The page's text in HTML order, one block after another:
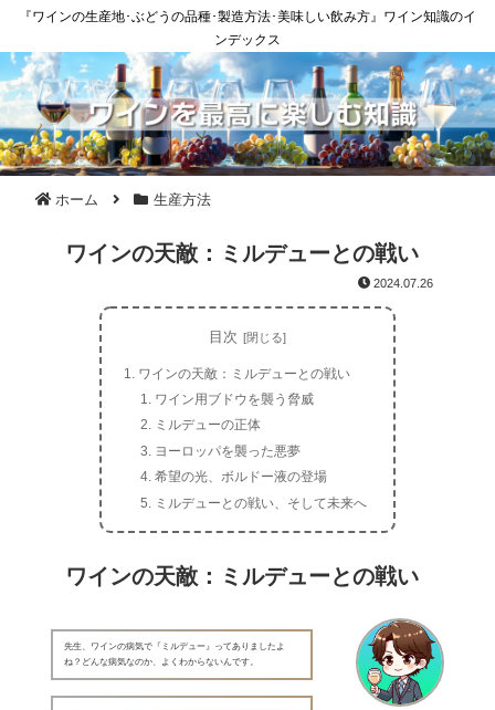
『ワインの生産地･ぶどうの品種･製造方法･美味しい飲み方』ワイン知識のイ
ンデックス
ホーム 生産方法
ワインの天敵：ミルデューとの戦い
2024.07.26
目次
ワインの天敵：ミルデューとの戦い
ワイン用ブドウを襲う脅威
ミルデューの正体
ヨーロッパを襲った悪夢
希望の光、ボルドー液の登場
ミルデューとの戦い、そして未来へ
ワインの天敵：ミルデューとの戦い
先生、ワインの病気で『ミルデュー』ってありましたよ
ね？どんな病気なのか、よくわからないんです。